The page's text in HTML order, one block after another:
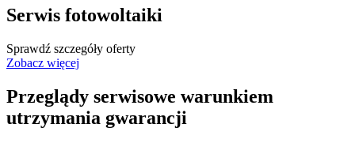
Serwis fotowoltaiki
Sprawdź szczegóły oferty
Zobacz więcej
Przeglądy serwisowe warunkiem
utrzymania gwarancji